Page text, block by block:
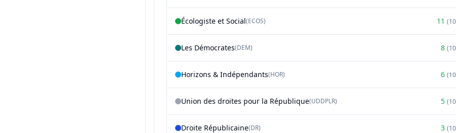
Écologiste et Social(ECOS) 11 (
Les Démocrates(DEM) 8 (
Horizons & Indépendants(HOR) 6 (
Union des droites pour la République(UDDPLR) 5 (
Droite Républicaine(DR) 3 (